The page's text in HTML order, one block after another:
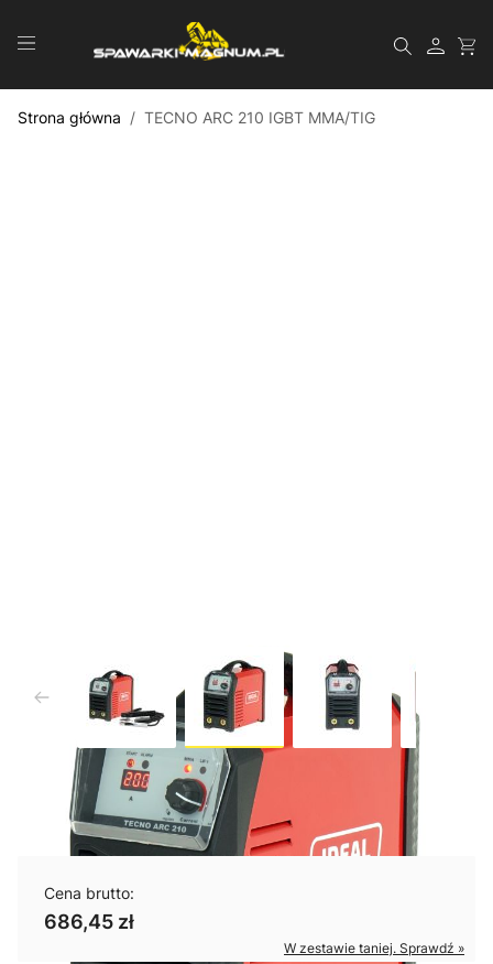
Szukaj
Strona główna / TECNO ARC 210 IGBT MMA/TIG
TECNO ARC 210 IGBT MMA/TIG
Cena brutto:
686,45 zł
W zestawie taniej. Sprawdź »